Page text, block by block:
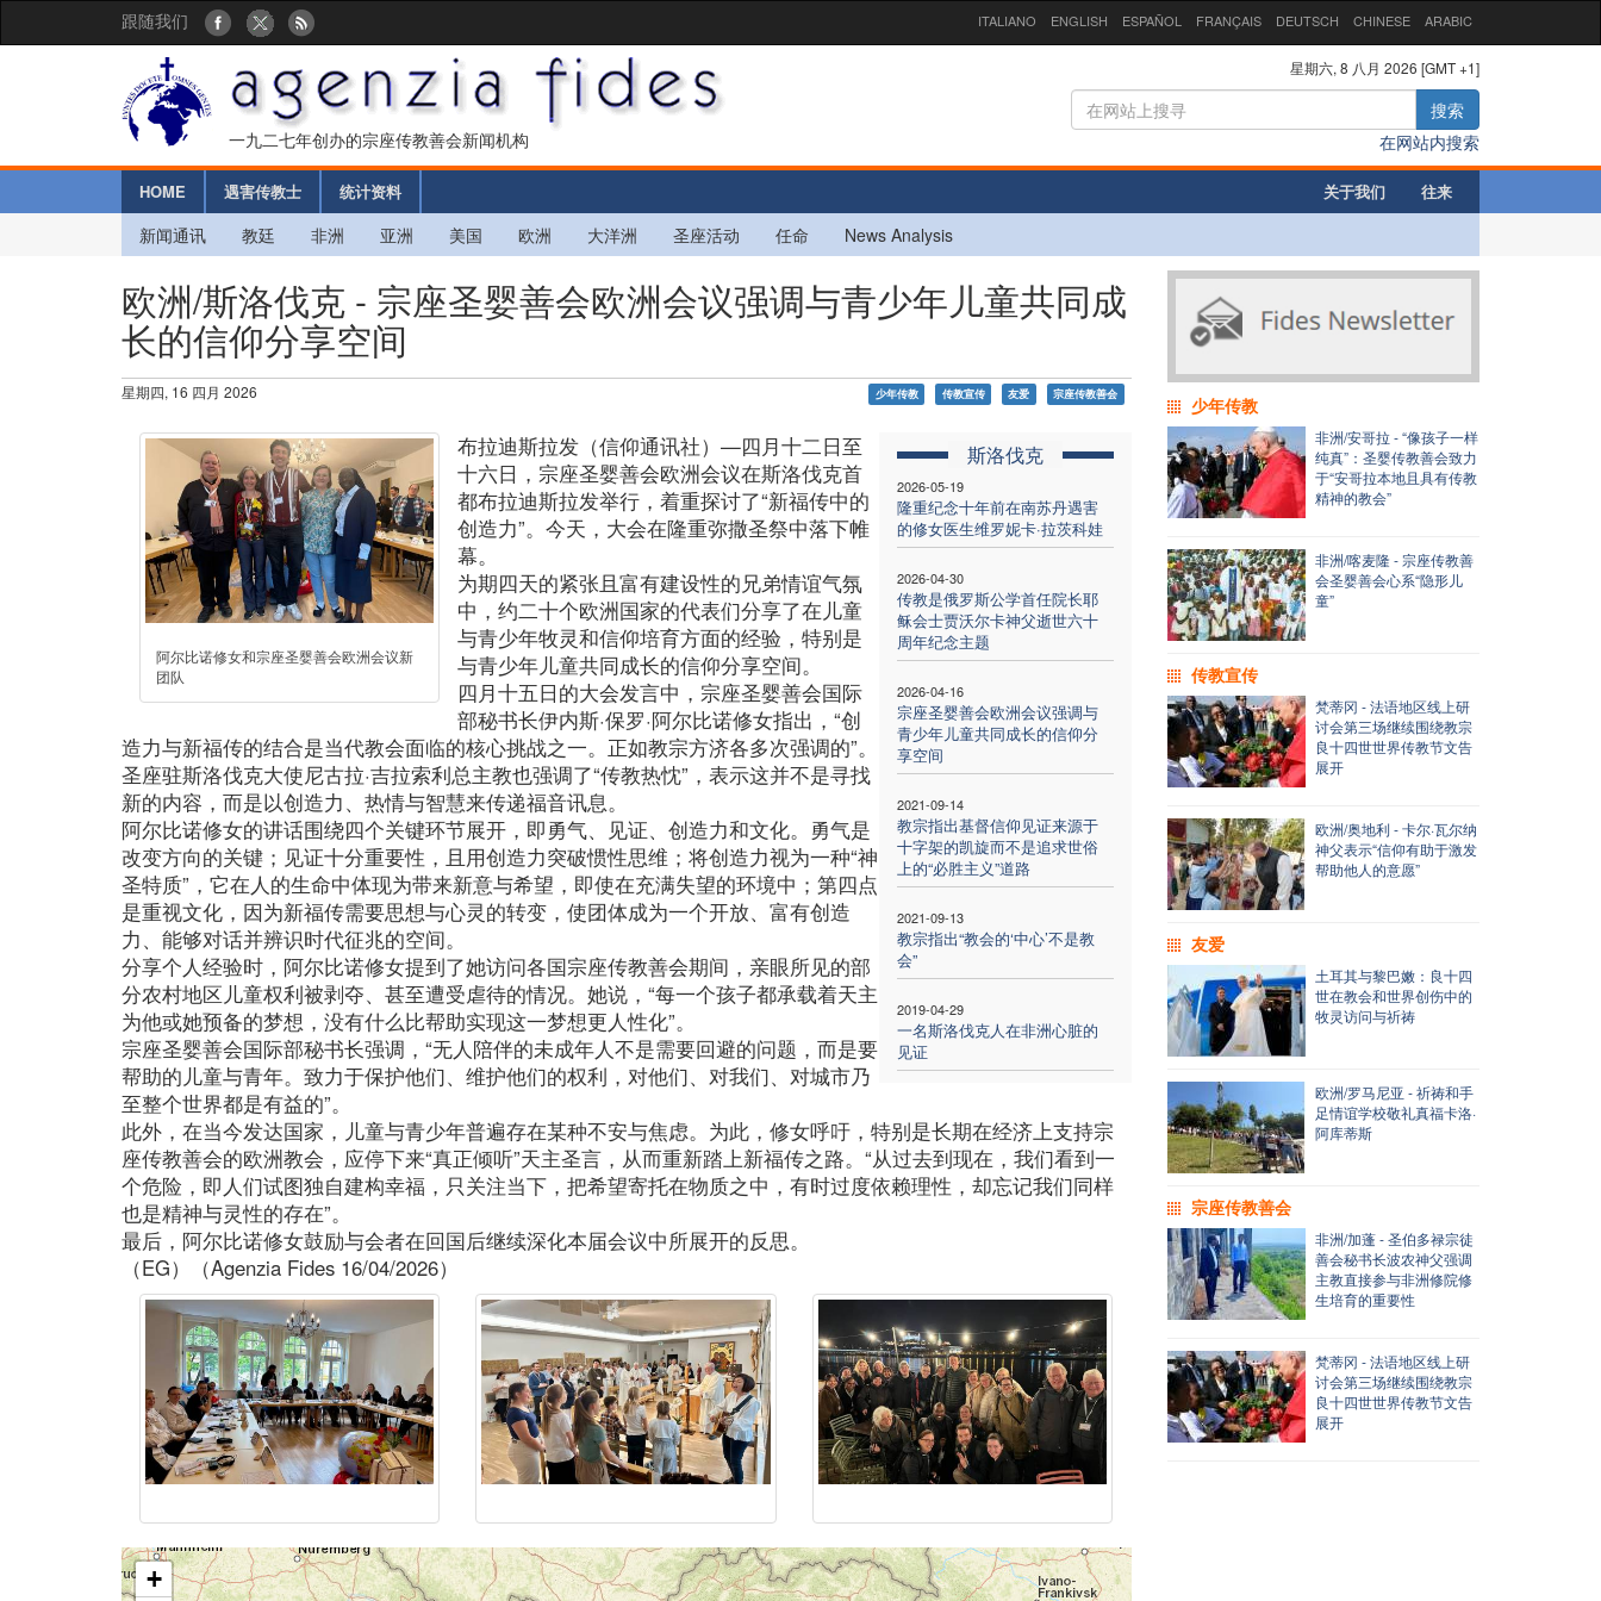
跟随我们 ITALIANO ENGLISH ESPAÑOL FRANÇAIS DEUTSCH CHINESE ARABIC
一九二七年创办的宗座传教善会新闻机构
星期六, 8 八月 2026 [GMT +1]
搜索
在网站内搜索
HOME 遇害传教士 统计资料 关于我们 往来
新闻通讯 教廷 非洲 亚洲 美国 欧洲 大洋洲 圣座活动 任命 News Analysis
欧洲/斯洛伐克 - 宗座圣婴善会欧洲会议强调与青少年儿童共同成
长的信仰分享空间
星期四, 16 四月 2026 少年传教 传教宣传 友爱 宗座传教善会
阿尔比诺修女和宗座圣婴善会欧洲会议新
团队
斯洛伐克
2026-05-19
隆重纪念十年前在南苏丹遇害
的修女医生维罗妮卡·拉茨科娃
2026-04-30
传教是俄罗斯公学首任院长耶
稣会士贾沃尔卡神父逝世六十
周年纪念主题
2026-04-16
宗座圣婴善会欧洲会议强调与
青少年儿童共同成长的信仰分
享空间
2021-09-14
教宗指出基督信仰见证来源于
十字架的凯旋而不是追求世俗
上的“必胜主义”道路
2021-09-13
教宗指出“教会的‘中心’不是教
会”
2019-04-29
一名斯洛伐克人在非洲心脏的
见证
布拉迪斯拉发（信仰通讯社）—四月十二日至
十六日，宗座圣婴善会欧洲会议在斯洛伐克首
都布拉迪斯拉发举行，着重探讨了“新福传中的
创造力”。今天，大会在隆重弥撒圣祭中落下帷
幕。
为期四天的紧张且富有建设性的兄弟情谊气氛
中，约二十个欧洲国家的代表们分享了在儿童
与青少年牧灵和信仰培育方面的经验，特别是
与青少年儿童共同成长的信仰分享空间。
四月十五日的大会发言中，宗座圣婴善会国际
部秘书长伊内斯·保罗·阿尔比诺修女指出，“创
造力与新福传的结合是当代教会面临的核心挑战之一。正如教宗方济各多次强调的”。
圣座驻斯洛伐克大使尼古拉·吉拉索利总主教也强调了“传教热忱”，表示这并不是寻找
新的内容，而是以创造力、热情与智慧来传递福音讯息。
阿尔比诺修女的讲话围绕四个关键环节展开，即勇气、见证、创造力和文化。勇气是
改变方向的关键；见证十分重要性，且用创造力突破惯性思维；将创造力视为一种“神
圣特质”，它在人的生命中体现为带来新意与希望，即使在充满失望的环境中；第四点
是重视文化，因为新福传需要思想与心灵的转变，使团体成为一个开放、富有创造
力、能够对话并辨识时代征兆的空间。
分享个人经验时，阿尔比诺修女提到了她访问各国宗座传教善会期间，亲眼所见的部
分农村地区儿童权利被剥夺、甚至遭受虐待的情况。她说，“每一个孩子都承载着天主
为他或她预备的梦想，没有什么比帮助实现这一梦想更人性化”。
宗座圣婴善会国际部秘书长强调，“无人陪伴的未成年人不是需要回避的问题，而是要
帮助的儿童与青年。致力于保护他们、维护他们的权利，对他们、对我们、对城市乃
至整个世界都是有益的”。
此外，在当今发达国家，儿童与青少年普遍存在某种不安与焦虑。为此，修女呼吁，特别是长期在经济上支持宗
座传教善会的欧洲教会，应停下来“真正倾听”天主圣言，从而重新踏上新福传之路。“从过去到现在，我们看到一
个危险，即人们试图独自建构幸福，只关注当下，把希望寄托在物质之中，有时过度依赖理性，却忘记我们同样
也是精神与灵性的存在”。
最后，阿尔比诺修女鼓励与会者在回国后继续深化本届会议中所展开的反思。
（EG）（Agenzia Fides 16/04/2026）
+
少年传教
非洲/安哥拉 - “像孩子一样
纯真”：圣婴传教善会致力
于“安哥拉本地且具有传教
精神的教会”
非洲/喀麦隆 - 宗座传教善
会圣婴善会心系“隐形儿
童”
传教宣传
梵蒂冈 - 法语地区线上研
讨会第三场继续围绕教宗
良十四世世界传教节文告
展开
欧洲/奥地利 - 卡尔·瓦尔纳
神父表示“信仰有助于激发
帮助他人的意愿”
友爱
土耳其与黎巴嫩：良十四
世在教会和世界创伤中的
牧灵访问与祈祷
欧洲/罗马尼亚 - 祈祷和手
足情谊学校敬礼真福卡洛·
阿库蒂斯
宗座传教善会
非洲/加蓬 - 圣伯多禄宗徒
善会秘书长波农神父强调
主教直接参与非洲修院修
生培育的重要性
梵蒂冈 - 法语地区线上研
讨会第三场继续围绕教宗
良十四世世界传教节文告
展开